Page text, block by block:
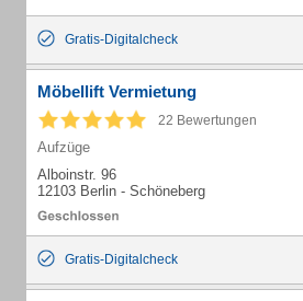
Gratis-Digitalcheck
Möbellift Vermietung
22 Bewertungen
Aufzüge
Alboinstr. 96
12103 Berlin - Schöneberg
Gratis-Digitalcheck